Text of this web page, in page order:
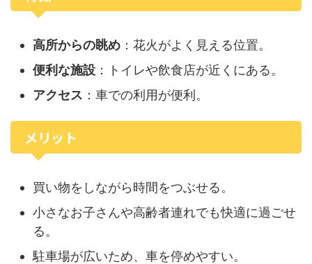
高所からの眺め ：花火がよく見える位置。
便利な施設 ：トイレや飲食店が近くにある。
アクセス ：車での利用が便利。
メリット
買い物をしながら時間をつぶせる。
小さなお子さんや高齢者連れでも快適に過ごせ
る。
駐車場が広いため、車を停めやすい。